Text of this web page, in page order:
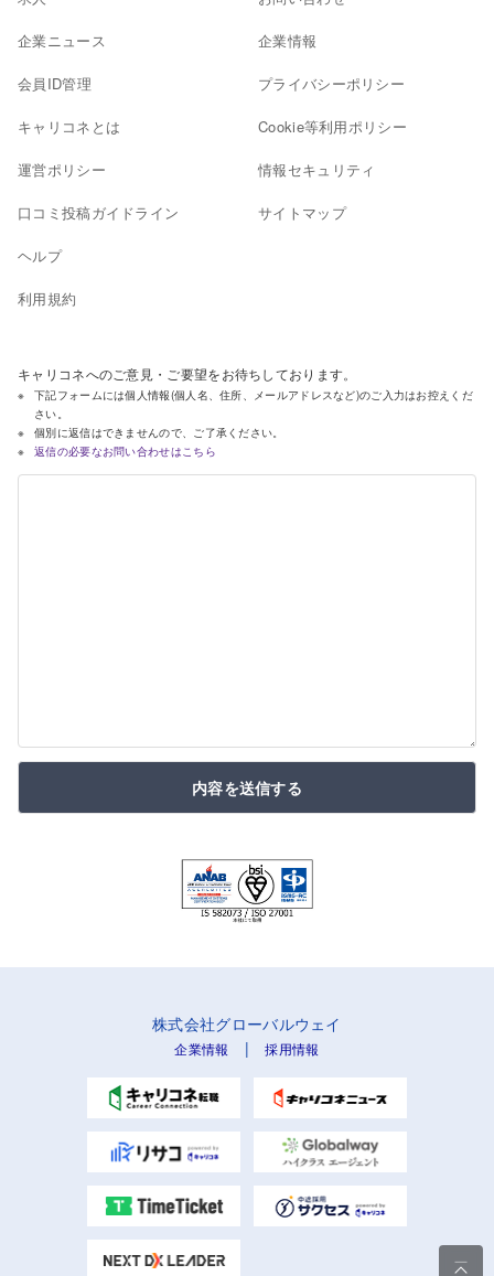
企業ニュース
会員ID管理
キャリコネとは
運営ポリシー
口コミ投稿ガイドライン
ヘルプ
利用規約
企業情報
プライバシーポリシー
Cookie等利用ポリシー
情報セキュリティ
サイトマップ
キャリコネへのご意見・ご要望をお待ちしております。
下記フォームには個人情報(個人名、住所、メールアドレスなど)のご入力はお控えくだ
さい。
個別に返信はできませんので、ご了承ください。
返信の必要なお問い合わせはこちら
内容を送信する
株式会社グローバルウェイ
企業情報 |採用情報
